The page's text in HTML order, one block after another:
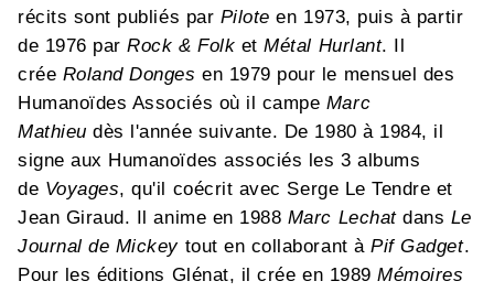
récits sont publiés par Pilote en 1973, puis à partir
de 1976 parRock & Folk etMétal Hurlant. Il
crée Roland Donges en 1979 pour le mensuel des
Humanoïdes Associés où il campe Marc
Mathieu dès l'année suivante. De 1980 à 1984, il
signe aux Humanoïdes associés les 3 albums
de Voyages, qu'il coécrit avec Serge Le Tendre et
Jean Giraud. Il anime en 1988 Marc Lechatdans Le
Journal de Mickey tout en collaborant àPif Gadget.
Pour les éditions Glénat, il crée en 1989Mémoires